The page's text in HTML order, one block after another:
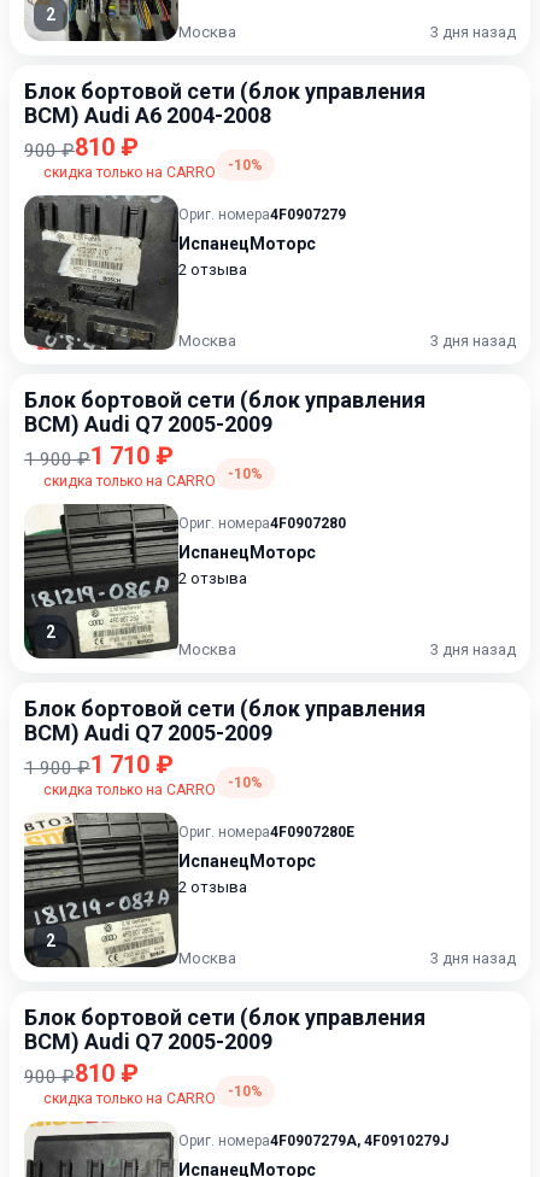
2
Москва 3 дня назад
Блок бортовой сети (блок управления
BCM) Audi A6 2004-2008
900 ₽810 ₽
скидка только на CARRO -10%
Ориг. номера4F0907279
ИспанецМоторс
2 отзыва
Москва 3 дня назад
Блок бортовой сети (блок управления
BCM) Audi Q7 2005-2009
1 900 ₽1 710 ₽
скидка только на CARRO -10%
2
Ориг. номера4F0907280
ИспанецМоторс
2 отзыва
Москва 3 дня назад
Блок бортовой сети (блок управления
BCM) Audi Q7 2005-2009
1 900 ₽1 710 ₽
скидка только на CARRO -10%
2
Ориг. номера4F0907280E
ИспанецМоторс
2 отзыва
Москва 3 дня назад
Блок бортовой сети (блок управления
BCM) Audi Q7 2005-2009
900 ₽810 ₽
скидка только на CARRO -10%
Ориг. номера4F0907279A, 4F0910279J
ИспанецМоторс